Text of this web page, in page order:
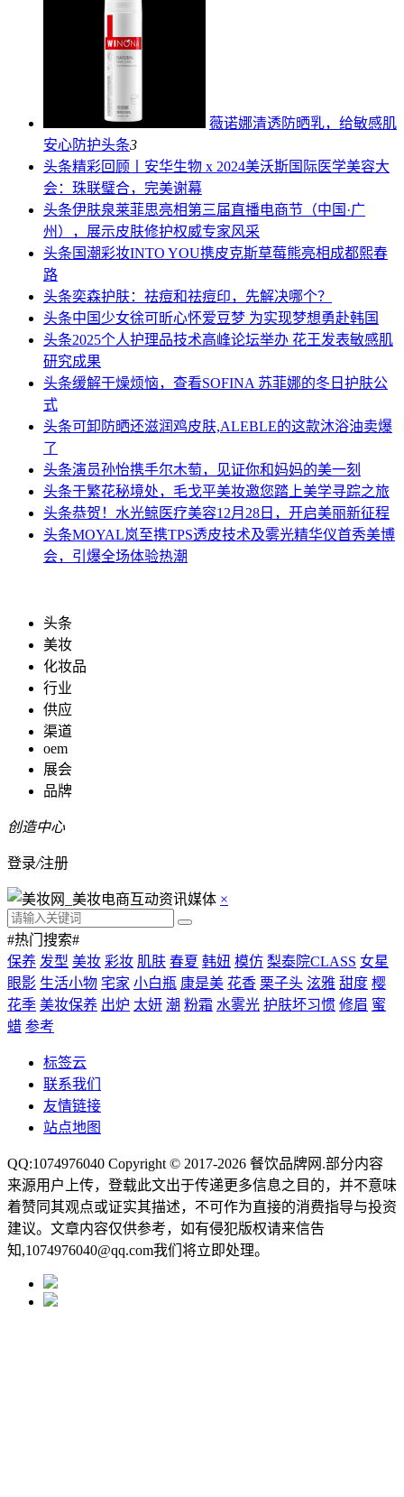
薇诺娜清透防晒乳，给敏感肌
安心防护头条3
头条精彩回顾丨安华生物 x 2024美沃斯国际医学美容大
会：珠联璧合，完美谢幕
头条伊肤泉莱菲思亮相第三届直播电商节（中国·广
州），展示皮肤修护权威专家风采
头条 国潮彩妆INTO YOU携皮克斯草莓熊亮相成都熙春
路
头条奕森护肤：祛痘和祛痘印，先解决哪个？
头条中国少女徐可昕心怀爱豆梦 为实现梦想勇赴韩国
头条2025个人护理品技术高峰论坛举办 花王发表敏感肌
研究成果
头条缓解干燥烦恼，查看SOFINA 苏菲娜的冬日护肤公
式
头条可卸防晒还滋润鸡皮肤,ALEBLE的这款沐浴油卖爆
了
头条演员孙怡携手尔木萄，见证你和妈妈的美一刻
头条于繁花秘境处，毛戈平美妆邀您踏上美学寻踪之旅
头条恭贺！水光鲸医疗美容12月28日，开启美丽新征程
头条MOYAL岚至携TPS透皮技术及雾光精华仪首秀美博
会，引爆全场体验热潮
头条
美妆
化妆品
行业
供应
渠道
oem
展会
品牌
创造中心
登录/注册
×
#热门搜索#
保养 发型 美妆 彩妆 肌肤 春夏 韩妞 模仿 梨泰院CLASS 女星
眼影 生活小物 宅家 小白瓶 康是美 花香 栗子头 泫雅 甜度 樱
花季 美妆保养 出炉 太妍 潮 粉霜 水雾光 护肤坏习惯 修眉 蜜
蜡 参考
标签云
联系我们
友情链接
站点地图
QQ:1074976040 Copyright © 2017-2026 餐饮品牌网 .部分内容
来源用户上传，登载此文出于传递更多信息之目的，并不意味
着赞同其观点或证实其描述，不可作为直接的消费指导与投资
建议。文章内容仅供参考，如有侵犯版权请来信告
知,1074976040@qq.com我们将立即处理。